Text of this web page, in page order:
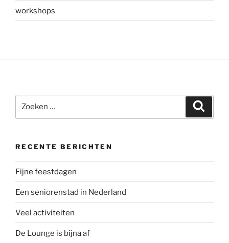
workshops
naar:
RECENTE BERICHTEN
Fijne feestdagen
Een seniorenstad in Nederland
Veel activiteiten
De Lounge is bijna af